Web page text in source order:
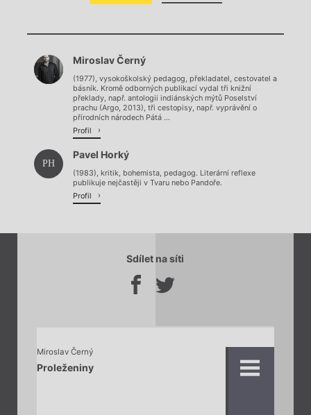
Chviličku.
Načítá se.
Miroslav Černý
(1977), vysokoškolský pedagog, překladatel, cestovatel a
básník. Kromě odborných publikací vydal tři knižní
překlady, např. antologii indiánských mýtů Poselství
prachu (Argo, 2013), tři cestopisy, např. vyprávění o
přírodních národech Pátá ...
Profil
PH
Pavel Horký
(1983), kritik, bohemista, pedagog. Literární reflexe
publikuje nejčastěji v Tvaru nebo Pandoře.
Profil
Sdílet na síti
Miroslav Černý
Proleženiny